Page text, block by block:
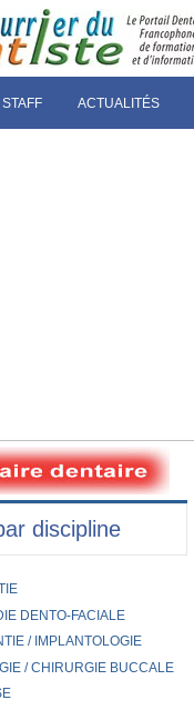
STAFF ACTUALITÉS
discipline
DENTO-FACIALE
/ IMPLANTOLOGIE
/ CHIRURGIE BUCCALE